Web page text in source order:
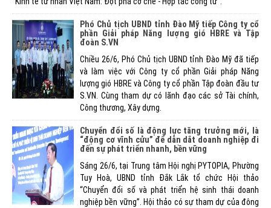
Phó Chủ tịch UBND tỉnh Đào Mỹ tiếp Công ty cổ
phần Giải pháp Năng lượng gió HBRE và Tập
đoàn S.VN
Chiều 26/6, Phó Chủ tịch UBND tỉnh Đào Mỹ đã tiếp
và làm việc với Công ty cổ phần Giải pháp Năng
lượng gió HBRE và Công ty cổ phần Tập đoàn đầu tư
S.VN. Cùng tham dự có lãnh đạo các sở Tài chính,
Công thương, Xây dựng.
Chuyển đổi số là động lực tăng trưởng mới, là
“động cơ vĩnh cửu” để dẫn dắt doanh nghiệp đi
đến sự phát triển nhanh, bền vững
Sáng 26/6, tại Trung tâm Hội nghị PYTOPIA, Phường
Tuy Hoà, UBND tỉnh Đắk Lắk tổ chức Hội thảo
“Chuyển đổi số và phát triển hệ sinh thái doanh
nghiệp bền vững”. Hội thảo có sự tham dự của đông